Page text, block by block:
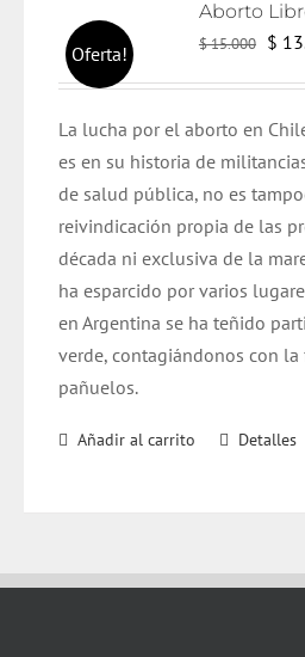
Oferta! $15.000 El
era:
$
$
La lucha por el aborto en
es en su historia de
de salud pública, no es
reivindicación propia de las
década ni exclusiva de la
ha esparcido por varios
en Argentina se ha teñido
verde, contagiándonos con la
pañuelos.
Añadir al carrito Detalles